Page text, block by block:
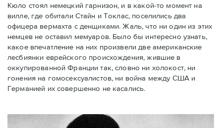
Кюло стоял немецкий гарнизон, и в какой-то момент на
вилле, где обитали Стайн и Токлас, поселились два
офицера вермахта с денщиками. Жаль, что ни один из этих
немцев не оставил мемуаров. Было бы интересно узнать,
какое впечатление на них произвели две американские
лесбиянки еврейского происхождения, жившие в
оккупированной Франции так, словно ни холокост, ни
гонения на гомосексуалистов, ни война между США и
Германией их совершенно не касались.